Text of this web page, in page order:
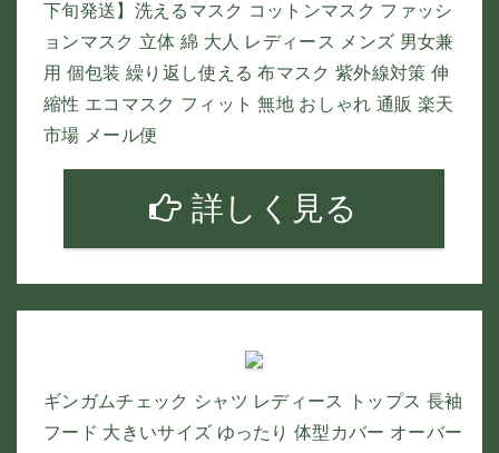
下旬発送】洗えるマスク コットンマスク ファッシ
ョンマスク 立体 綿 大人 レディース メンズ 男女兼
用 個包装 繰り返し使える 布マスク 紫外線対策 伸
縮性 エコマスク フィット 無地 おしゃれ 通販 楽天
市場 メール便
詳しく見る
ギンガムチェック シャツ レディース トップス 長袖
フード 大きいサイズ ゆったり 体型カバー オーバー